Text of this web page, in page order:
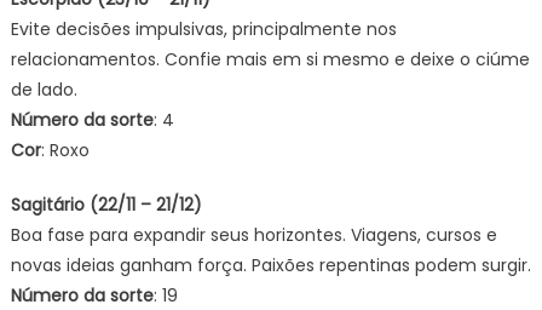
Evite decisões impulsivas, principalmente nos
relacionamentos. Confie mais em si mesmo e deixe o ciúme
de lado.
Número da sorte: 4
Cor: Roxo
Sagitário (22/11 – 21/12)
Boa fase para expandir seus horizontes. Viagens, cursos e
novas ideias ganham força. Paixões repentinas podem surgir.
Número da sorte: 19